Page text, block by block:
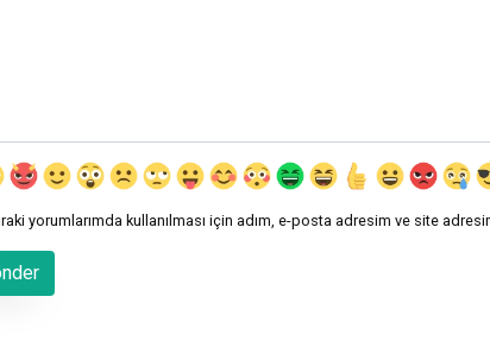
yorumlarımda kullanılması için adım, e-posta adresim ve site